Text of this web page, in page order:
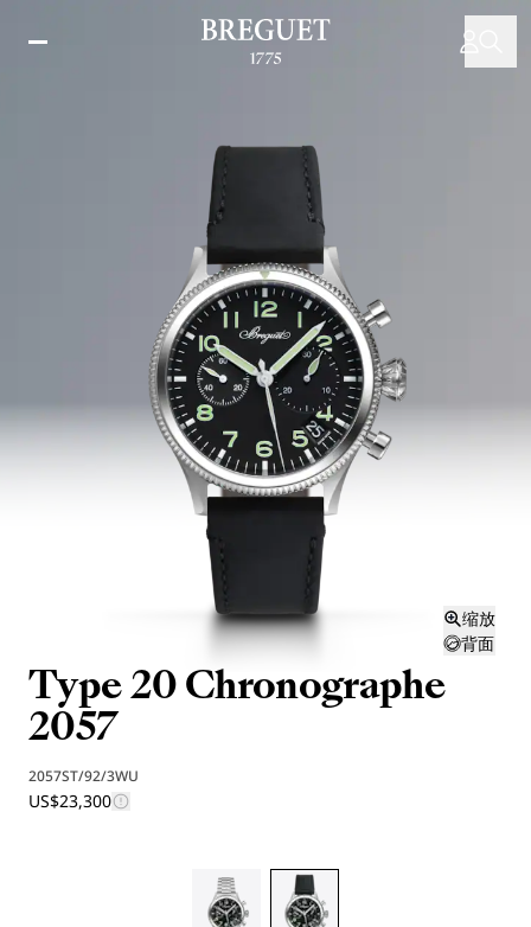
缩放
背面
Type 20 Chronographe
2057
2057ST/92/3WU
US$23,300